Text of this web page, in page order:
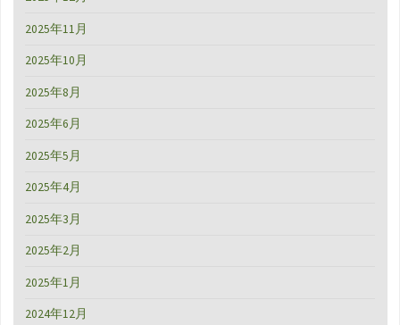
2025年11月
2025年10月
2025年8月
2025年6月
2025年5月
2025年4月
2025年3月
2025年2月
2025年1月
2024年12月